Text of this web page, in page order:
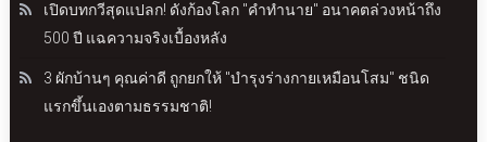
เปิดบทกวีสุดแปลก! ดังก้องโลก "คำทำนาย" อนาคตล่วงหน้าถึง
500 ปี แฉความจริงเบื้องหลัง
3 ผักบ้านๆ คุณค่าดี ถูกยกให้ "บำรุงร่างกายเหมือนโสม" ชนิด
แรกขึ้นเองตามธรรมชาติ!